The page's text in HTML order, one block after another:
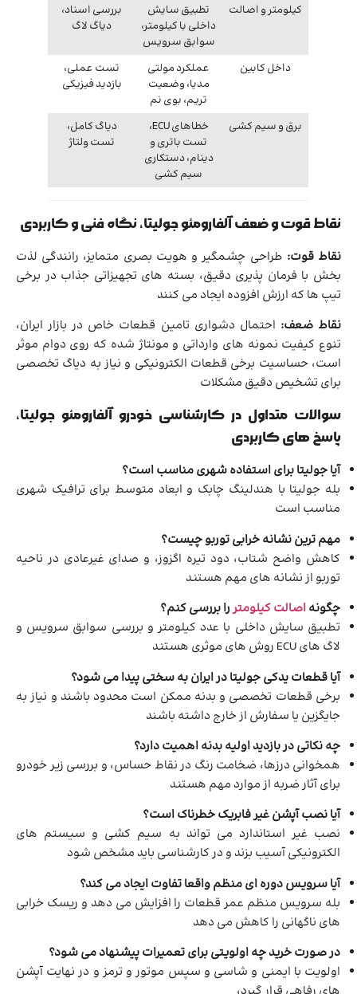
کیلومتر و اصالت
تطبیق سایش
داخلی با کیلومتر،
سوابق سرویس
بررسی اسناد،
دیاگ لاگ
داخل کابین
عملکرد مولتی
مدیا، وضعیت
تریم، بوی نم
تست عملی،
بازدید فیزیکی
برق و سیم کشی
خطاهای ECU،
تست باتری و
دینام، دستکاری
سیم کشی
دیاگ کامل،
تست ولتاژ
نقاط قوت و ضعف آلفارومئو جولیتا، نگاه فنی و کاربردی
نقاط قوت: طراحی چشمگیر و هویت بصری متمایز، رانندگی لذت
بخش با فرمان پذیری دقیق، بسته های تجهیزاتی جذاب در برخی
تیپ ها که ارزش افزوده ایجاد می کنند
نقاط ضعف: احتمال دشواری تامین قطعات خاص در بازار ایران،
تنوع کیفیت نمونه های وارداتی و مونتاژ شده که روی دوام موثر
است، حساسیت برخی قطعات الکترونیکی و نیاز به دیاگ تخصصی
برای تشخیص دقیق مشکلات
سوالات متداول در کارشناسی خودرو آلفارومئو جولیتا،
پاسخ های کاربردی
آیا جولیتا برای استفاده شهری مناسب است؟
بله جولیتا با هندلینگ چابک و ابعاد متوسط برای ترافیک شهری
مناسب است
مهم ترین نشانه خرابی توربو چیست؟
کاهش واضح شتاب، دود تیره اگزوز، و صدای غیرعادی در ناحیه
توربو از نشانه های مهم هستند
چگونهاصالت کیلومتررا بررسی کنم؟
تطبیق سایش داخلی با عدد کیلومتر و بررسی سوابق سرویس و
لاگ های ECU روش های موثری هستند
آیا قطعات یدکی جولیتا در ایران به سختی پیدا می شود؟
برخی قطعات تخصصی و بدنه ممکن است محدود باشند و نیاز به
جایگزین یا سفارش از خارج داشته باشند
چه نکاتی در بازدید اولیه بدنه اهمیت دارد؟
همخوانی درزها، ضخامت رنگ در نقاط حساس، و بررسی زیر خودرو
برای آثار ضربه از موارد مهم هستند
آیا نصب آپشن غیر فابریک خطرناک است؟
نصب غیر استاندارد می تواند به سیم کشی و سیستم های
الکترونیکی آسیب بزند و در کارشناسی باید مشخص شود
آیا سرویس دوره ای منظم واقعا تفاوت ایجاد می کند؟
بله سرویس منظم عمر قطعات را افزایش می دهد و ریسک خرابی
های ناگهانی را کاهش می دهد
در صورت خرید چه اولویتی برای تعمیرات پیشنهاد می شود؟
اولویت با ایمنی و شاسی و سپس موتور و ترمز و در نهایت آپشن